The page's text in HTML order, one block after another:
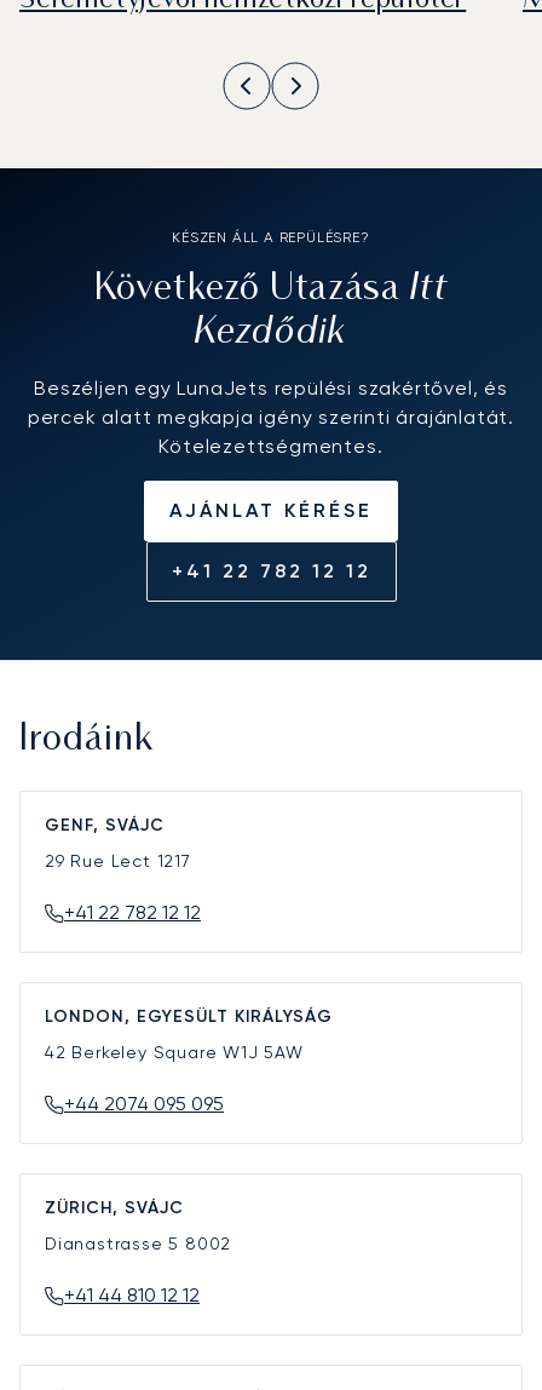
KÉSZEN ÁLL A REPÜLÉSRE?
Következő Utazása Itt
Kezdődik
Beszéljen egy LunaJets repülési szakértővel, és
percek alatt megkapja igény szerinti árajánlatát.
Kötelezettségmentes.
AJÁNLAT KÉRÉSE
+41 22 782 12 12
Irodáink
GENF, SVÁJC
29 Rue Lect 1217
+41 22 782 12 12
LONDON, EGYESÜLT KIRÁLYSÁG
42 Berkeley SquareW1J 5AW
+44 2074 095 095
ZÜRICH, SVÁJC
Dianastrasse 5 8002
+41 44 810 12 12